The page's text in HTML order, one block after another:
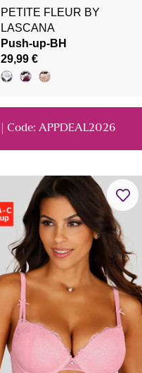
PETITE FLEUR BY
LASCANA
Push-up-BH
29,99 €
| Code: APPDEAL2026